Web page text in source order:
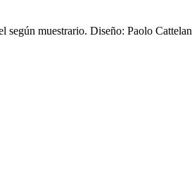
según muestrario. Diseño: Paolo Cattelan